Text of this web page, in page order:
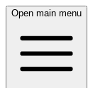
Open main menu